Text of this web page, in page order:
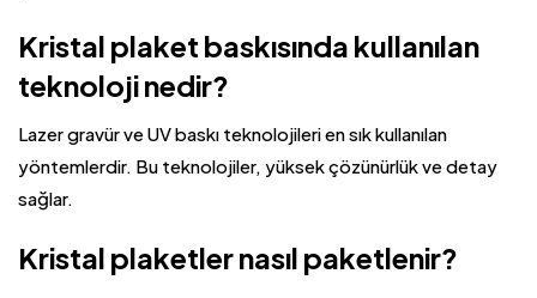
Kristal plaket baskısında kullanılan
teknoloji nedir?
Lazer gravür ve UV baskı teknolojileri en sık kullanılan
yöntemlerdir. Bu teknolojiler, yüksek çözünürlük ve detay
sağlar.
Kristal plaketler nasıl paketlenir?